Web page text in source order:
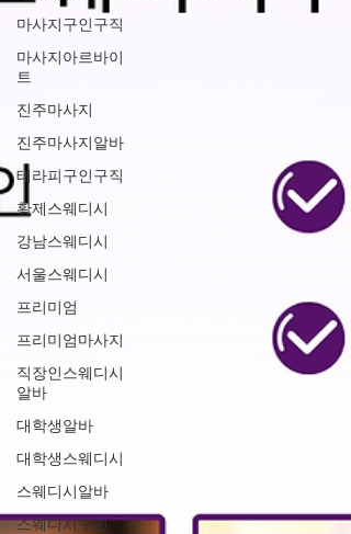
마사지구인구직
마사지아르바이
트
진주마사지
진주마사지알바
테라피구인구직
황제스웨디시
강남스웨디시
서울스웨디시
프리미엄
프리미엄마사지
직장인스웨디시
알바
대학생알바
대학생스웨디시
스웨디시알바
스웨디시구인